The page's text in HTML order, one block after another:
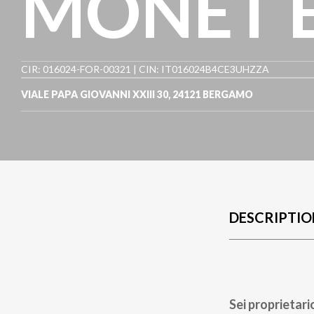
CIR: 016024-FOR-00321 | CIN: IT016024B4CE3UHZZA
VIALE PAPA GIOVANNI XXIII 30, 24121 BERGAMO
Sei